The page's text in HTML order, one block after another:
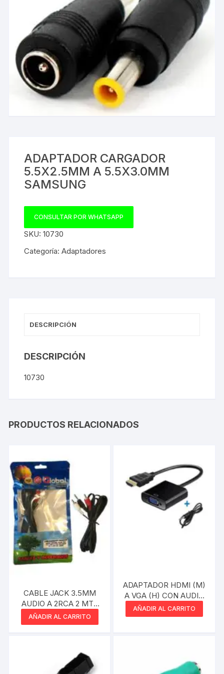
ADAPTADOR CARGADOR
5.5X2.5MM A 5.5X3.0MM
SAMSUNG
CONSULTAR POR WHATSAPP
SKU:10730
Categoría:Adaptadores
DESCRIPCIÓN
DESCRIPCIÓN
10730
PRODUCTOS RELACIONADOS
CABLE JACK 3.5MM
AUDIO A 2RCA 2 MTS
NETMAK
AÑADIR AL CARRITO
ADAPTADOR HDMI (M)
A VGA (H) CON AUDIO
NEGRO BLISTER SIN
MARCA
AÑADIR AL CARRITO